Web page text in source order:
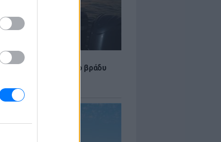
Τούνη: «Έβγαλα όλο το βράδυ